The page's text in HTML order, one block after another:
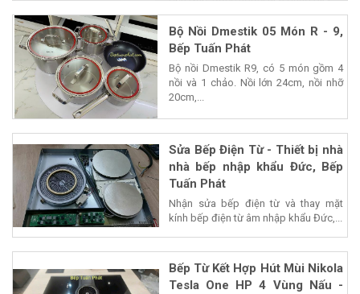
Bộ Nồi Dmestik 05 Món R - 9,
Bếp Tuấn Phát
Bộ nồi Dmestik R9, có 5 món gồm 4
nồi và 1 chảo. Nồi lớn 24cm, nồi nhỡ
20cm,...
Sửa Bếp Điện Từ - Thiết bị nhà
nhà bếp nhập khẩu Đức, Bếp
Tuấn Phát
Nhận sửa bếp điện từ và thay mặt
kính bếp điện từ âm nhập khẩu Đức,...
Bếp Từ Kết Hợp Hút Mùi Nikola
Tesla One HP 4 Vùng Nấu -